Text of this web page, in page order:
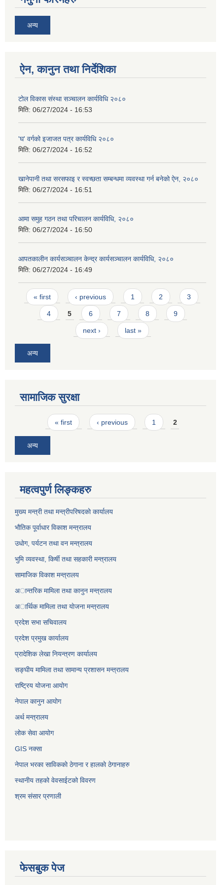
अन्य
ऐन, कानुन तथा निर्देशिका
टोल विकास संस्था सञ्चालन कार्यविधि २०८०
मिति: 06/27/2024 - 16:53
'घ' वर्गको इजाजत पत्र कार्यविधि २०८०
मिति: 06/27/2024 - 16:52
खानेपानी तथा सरसफाइ र स्वच्छता सम्बन्धमा व्यवस्था गर्न बनेको ऐन, २०८०
मिति: 06/27/2024 - 16:51
आमा समुह गठन तथा परिचालन कार्यविधि, २०८०
मिति: 06/27/2024 - 16:50
आपतकालीन कार्यसञ्चालन केन्द्र कार्यसञ्चालन कार्यविधि, २०८०
मिति: 06/27/2024 - 16:49
Pages
« first ‹ previous 1 2 3
4 5 6 7 8 9
next › last »
अन्य
सामाजिक सुरक्षा
Pages« first ‹ previous 1 2
अन्य
महत्वपुर्ण लिङ्कहरु
मुख्य मन्त्री तथा मन्त्रीपरिषदकाे कार्यालय
भाैतिक पूर्वाधार विकाश मन्त्रालय
उधाेग, पर्यटन तथा वन मन्त्रालय
भुमि व्यवस्था, किर्षी तथा सहकारी मन्त्रालय
सामाजिक विकाश मन्त्रालय
अान्तरिक मामिला तथा कानुन मन्त्रालय
अार्थिक मामिला तथा याेजना मन्त्रालय
प्रदेश सभा सचिवालय
प्रदेश प्रमुख कार्यालय
प्रादेशिक लेखा नियन्त्रण कार्यालय
सङ्‍घीय मामिला तथा सामान्य प्रशासन मन्त्रालय
राष्ट्रिय योजना आयोग
नेपाल कानुन आयोग
अर्थ मन्त्रालय
लोक सेवा आयोग
GIS नक्सा
नेपाल भरका साविककाे ठेगाना र हालकाे ठेगानाहरु
स्थानीय तहको वेवसाईटको विवरण
श्रम संसार प्रणाली
फेसबुक पेज